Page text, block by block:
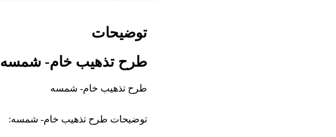
توضیحات
طرح تذهیب خام- شمسه
طرح تذهیب خام- شمسه
توضیحات طرح تذهیب خام- شمسه: